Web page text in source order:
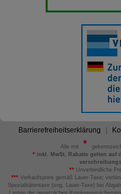
Barrierefreiheitserklärung
Alle mit
*inkl. MwSt. Rabatte gelten auf
** Unverbindliche
*** Verkaufspreis gemäß Lauer-Taxe;
Spezialitätentaxe (sog. Lauer-Taxe) bei
Lasten der gesetzlichen